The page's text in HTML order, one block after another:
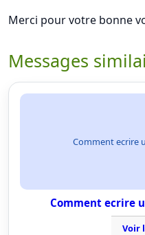
Merci pour votre bonne
Messages
Comment ecrire
Comment ecrire
Voir